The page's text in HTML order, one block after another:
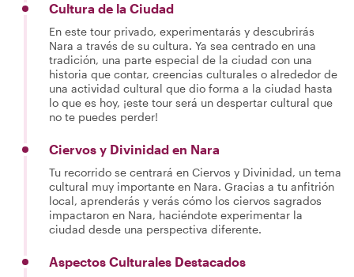
Cultura de la Ciudad
En este tour privado, experimentarás y descubrirás
Nara a través de su cultura. Ya sea centrado en una
tradición, una parte especial de la ciudad con una
historia que contar, creencias culturales o alrededor de
una actividad cultural que dio forma a la ciudad hasta
lo que es hoy, ¡este tour será un despertar cultural que
no te puedes perder!
Ciervos y Divinidad en Nara
Tu recorrido se centrará en Ciervos y Divinidad, un tema
cultural muy importante en Nara. Gracias a tu anfitrión
local, aprenderás y verás cómo los ciervos sagrados
impactaron en Nara, haciéndote experimentar la
ciudad desde una perspectiva diferente.
Aspectos Culturales Destacados